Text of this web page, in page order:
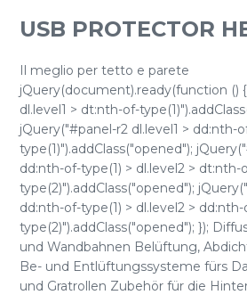
USB PROTECTOR
Il meglio per tetto e parete
jQuery(document).ready(function ()
dl.level1 > dt:nth-of-
jQuery("#panel-r2 dl.level1 > dd:nth-
type(1)").addClass("opened");
dd:nth-of-type(1) > dl.level2 > dt:nth-
type(2)").addClass("opened");
dd:nth-of-type(1) > dl.level2 >
type(2)").addClass("opened"); });
und Wandbahnen Belüftung,
Be- und Entlüftungssysteme fürs
und Gratrollen Zubehör für die